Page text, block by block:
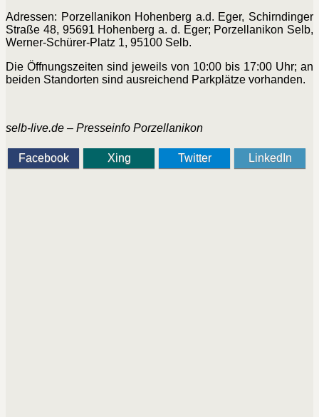
Adressen: Porzellanikon Hohenberg a.d. Eger, Schirndinger
Straße 48, 95691 Hohenberg a. d. Eger; Porzellanikon Selb,
Werner-Schürer-Platz 1, 95100 Selb.
Die Öffnungszeiten sind jeweils von 10:00 bis 17:00 Uhr; an
beiden Standorten sind ausreichend Parkplätze vorhanden.
selb-live.de – Presseinfo Porzellanikon
Facebook Xing Twitter LinkedIn